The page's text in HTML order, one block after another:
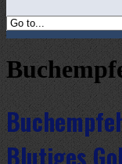
Blutiges